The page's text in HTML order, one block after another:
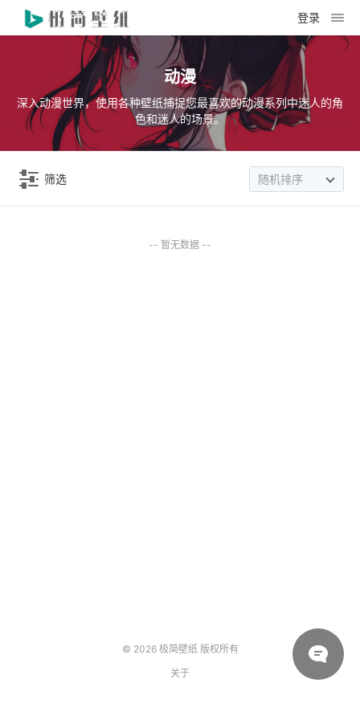
登录
动漫
深入动漫世界，使用各种壁纸捕捉您最喜欢的动漫系列中迷人的角
色和迷人的场景。
筛选 随机排序
-- 暂无数据 --
© 2026 极简壁纸版权所有
关于